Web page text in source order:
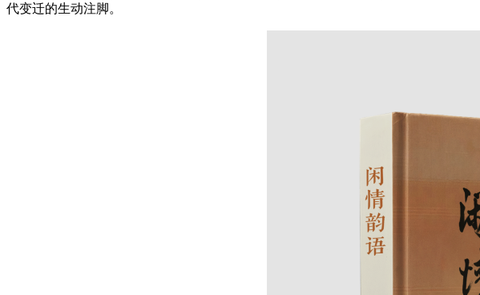
代变迁的生动注脚。